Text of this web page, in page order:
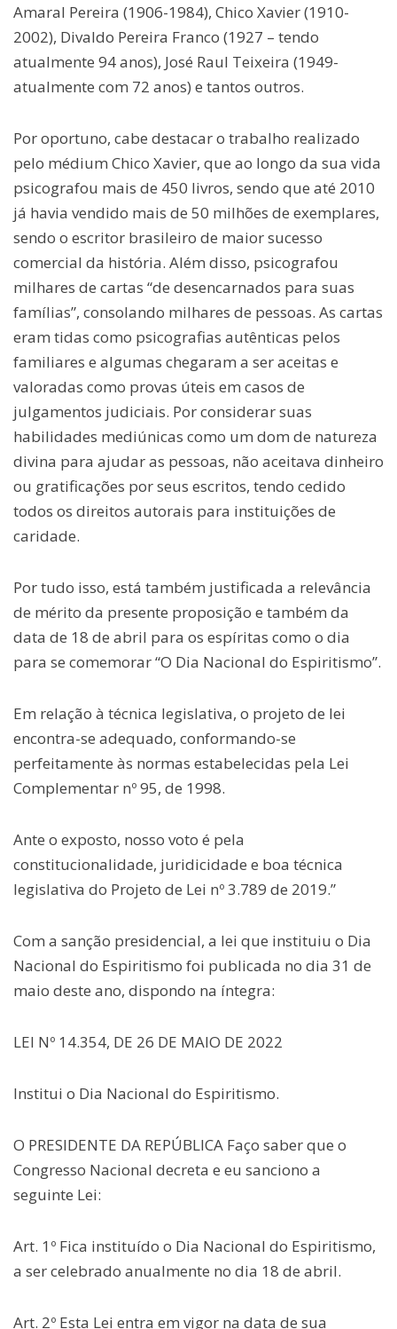
Amaral Pereira (1906-1984), Chico Xavier (1910-
2002), Divaldo Pereira Franco (1927 – tendo
atualmente 94 anos), José Raul Teixeira (1949-
atualmente com 72 anos) e tantos outros.
Por oportuno, cabe destacar o trabalho realizado
pelo médium Chico Xavier, que ao longo da sua vida
psicografou mais de 450 livros, sendo que até 2010
já havia vendido mais de 50 milhões de exemplares,
sendo o escritor brasileiro de maior sucesso
comercial da história. Além disso, psicografou
milhares de cartas “de desencarnados para suas
famílias”, consolando milhares de pessoas. As cartas
eram tidas como psicografias autênticas pelos
familiares e algumas chegaram a ser aceitas e
valoradas como provas úteis em casos de
julgamentos judiciais. Por considerar suas
habilidades mediúnicas como um dom de natureza
divina para ajudar as pessoas, não aceitava dinheiro
ou gratificações por seus escritos, tendo cedido
todos os direitos autorais para instituições de
caridade.
Por tudo isso, está também justificada a relevância
de mérito da presente proposição e também da
data de 18 de abril para os espíritas como o dia
para se comemorar “O Dia Nacional do Espiritismo”.
Em relação à técnica legislativa, o projeto de lei
encontra-se adequado, conformando-se
perfeitamente às normas estabelecidas pela Lei
Complementar nº 95, de 1998.
Ante o exposto, nosso voto é pela
constitucionalidade, juridicidade e boa técnica
legislativa do Projeto de Lei nº 3.789 de 2019.”
Com a sanção presidencial, a lei que instituiu o Dia
Nacional do Espiritismo foi publicada no dia 31 de
maio deste ano, dispondo na íntegra:
LEI Nº 14.354, DE 26 DE MAIO DE 2022
Institui o Dia Nacional do Espiritismo.
O PRESIDENTE DA REPÚBLICA Faço saber que o
Congresso Nacional decreta e eu sanciono a
seguinte Lei:
Art. 1º Fica instituído o Dia Nacional do Espiritismo,
a ser celebrado anualmente no dia 18 de abril.
Art. 2º Esta Lei entra em vigor na data de sua